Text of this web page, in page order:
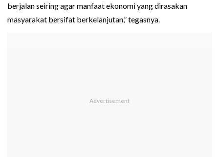
berjalan seiring agar manfaat ekonomi yang dirasakan
masyarakat bersifat berkelanjutan,” tegasnya.